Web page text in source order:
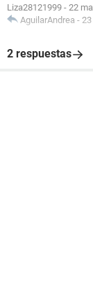
Liza28121999 - 22
AguilarAndrea -
2 respuestas